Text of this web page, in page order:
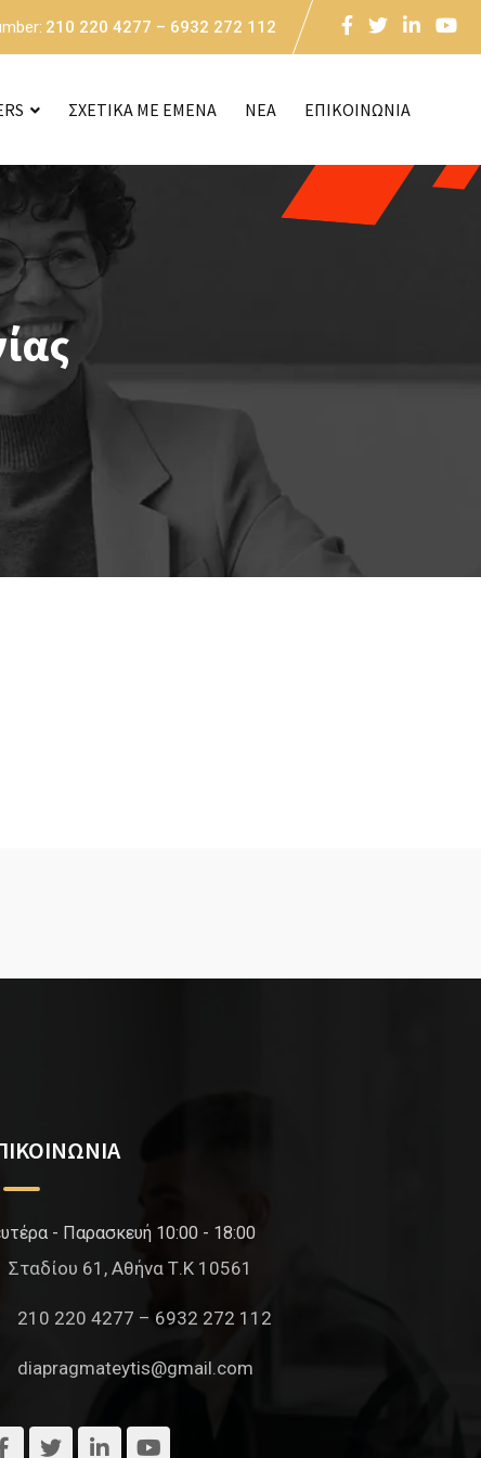
210 220 4277 – 6932 272 112
ΣΧΕΤΙΚΑ ΜΕ ΕΜΕΝΑ NEA ΕΠΙΚΟΙΝΩΝΙΑ
- Παρασκευή 10:00 - 18:00
Σταδίου 61, Αθήνα Τ.Κ 10561
210 220 4277 – 6932 272 112
diapragmateytis@gmail.com